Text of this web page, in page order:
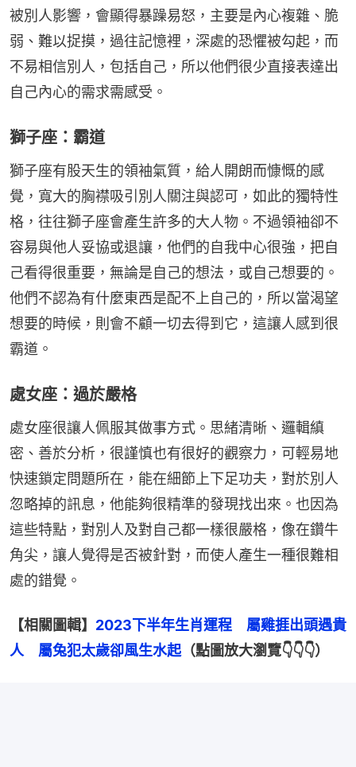
被別人影響，會顯得暴躁易怒，主要是內心複雜、脆
弱、難以捉摸，過往記憶裡，深處的恐懼被勾起，而
不易相信別人，包括自己，所以他們很少直接表達出
自己內心的需求需感受。
獅子座：霸道
獅子座有股天生的領袖氣質，給人開朗而慷慨的感
覺，寬大的胸襟吸引別人關注與認可，如此的獨特性
格，往往獅子座會產生許多的大人物。不過領袖卻不
容易與他人妥協或退讓，他們的自我中心很強，把自
己看得很重要，無論是自己的想法，或自己想要的。
他們不認為有什麼東西是配不上自己的，所以當渴望
想要的時候，則會不顧一切去得到它，這讓人感到很
霸道。
處女座：過於嚴格
處女座很讓人佩服其做事方式。思緒清晰、邏輯縝
密、善於分析，很謹慎也有很好的觀察力，可輕易地
快速鎖定問題所在，能在細節上下足功夫，對於別人
忽略掉的訊息，他能夠很精準的發現找出來。也因為
這些特點，對別人及對自己都一樣很嚴格，像在鑽牛
角尖，讓人覺得是否被針對，而使人產生一種很難相
處的錯覺。
【相關圖輯】 2023下半年生肖運程　屬雞捱出頭遇貴
人　屬兔犯太歲卻風生水起（點圖放大瀏覽👇👇👇）